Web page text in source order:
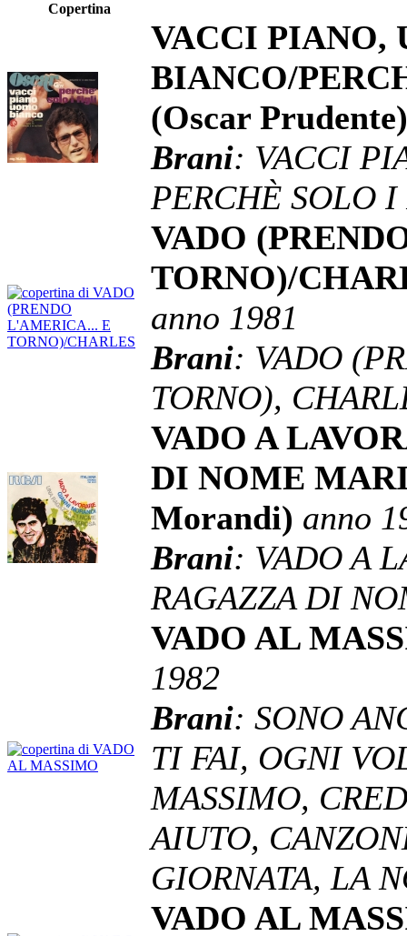
Copertina
VACCI PIANO,
BIANCO/
(Oscar
Brani: VACCI
PERCHÈ SOLO
VADO
TORNO)/
anno 1981
Brani: VADO
TORNO),
VADO A
DI NOME
Morandi) anno
Brani: VADO A
RAGAZZA DI
VADO AL
1982
Brani: SONO
TI FAI, OGNI
MASSIMO,
AIUTO,
GIORNATA, LA
VADO AL